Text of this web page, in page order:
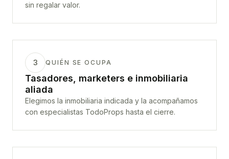
sin regalar valor.
3 QUIÉN SE OCUPA
Tasadores, marketers e inmobiliaria
aliada
Elegimos la inmobiliaria indicada y la acompañamos
con especialistas TodoProps hasta el cierre.